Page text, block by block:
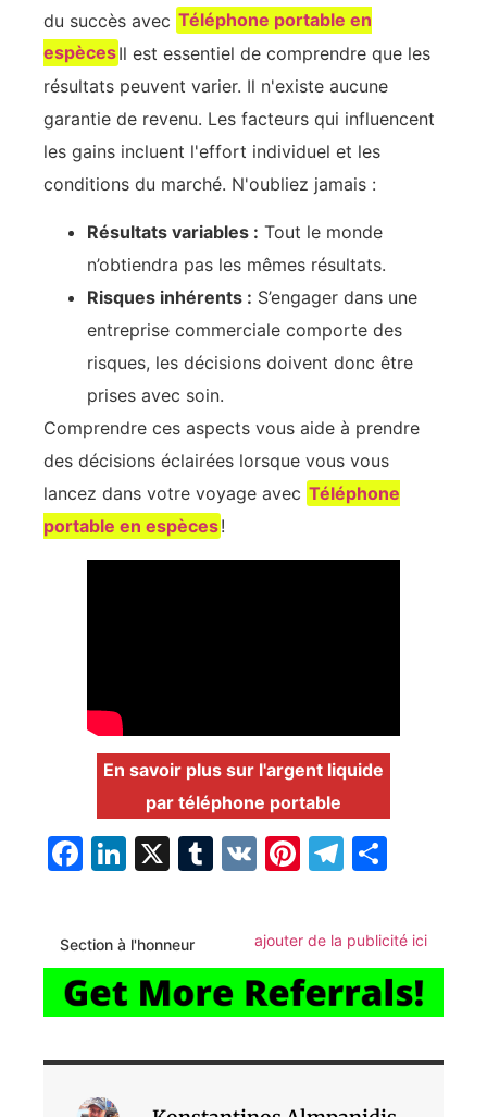
du succès avec Téléphone portable en
espècesIl est essentiel de comprendre que les
résultats peuvent varier. Il n'existe aucune
garantie de revenu. Les facteurs qui influencent
les gains incluent l'effort individuel et les
conditions du marché. N'oubliez jamais :
Résultats variables : Tout le monde
n’obtiendra pas les mêmes résultats.
Risques inhérents : S’engager dans une
entreprise commerciale comporte des
risques, les décisions doivent donc être
prises avec soin.
Comprendre ces aspects vous aide à prendre
des décisions éclairées lorsque vous vous
lancez dans votre voyage avec Téléphone
portable en espèces!
En savoir plus sur l'argent liquide
par téléphone portable
Facebook
LinkedIn
X Tumblr
VK Pinterest
Section à l'honneur ajouter de la publicité ici